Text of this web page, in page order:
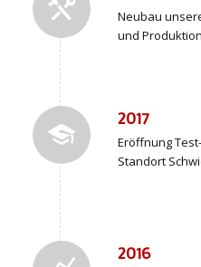
Neubau
und
2017
Eröffnung
Standort
2016